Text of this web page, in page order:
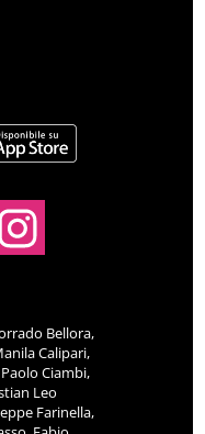
Bellora,
Calipari,
Ciambi,
Leo
Farinella,